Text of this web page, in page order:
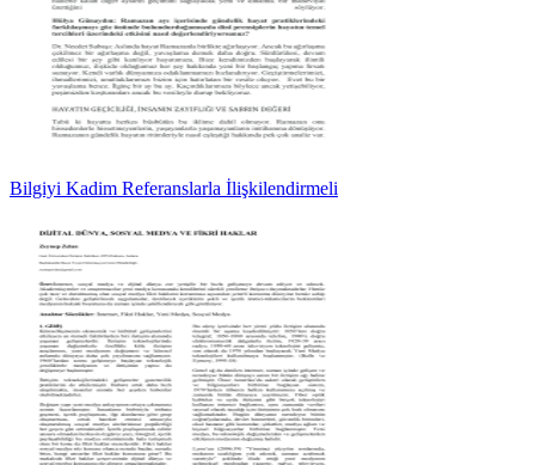
Bilgiyi Kadim Referanslarla İlişkilendirmeli